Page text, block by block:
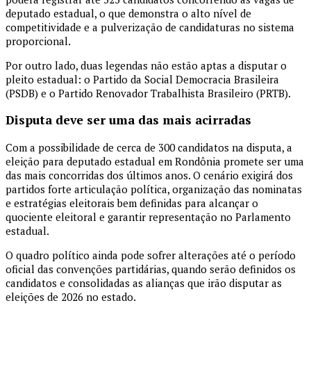
deputado estadual, o que demonstra o alto nível de
competitividade e a pulverização de candidaturas no sistema
proporcional.
Por outro lado, duas legendas não estão aptas a disputar o
pleito estadual: o Partido da Social Democracia Brasileira
(PSDB) e o Partido Renovador Trabalhista Brasileiro (PRTB).
Disputa deve ser uma das mais acirradas
Com a possibilidade de cerca de 300 candidatos na disputa, a
eleição para deputado estadual em Rondônia promete ser uma
das mais concorridas dos últimos anos. O cenário exigirá dos
partidos forte articulação política, organização das nominatas
e estratégias eleitorais bem definidas para alcançar o
quociente eleitoral e garantir representação no Parlamento
estadual.
O quadro político ainda pode sofrer alterações até o período
oficial das convenções partidárias, quando serão definidos os
candidatos e consolidadas as alianças que irão disputar as
eleições de 2026 no estado.